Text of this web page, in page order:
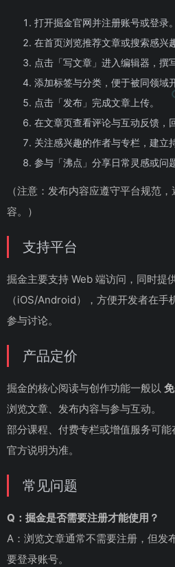
打开掘金官网并注册账号或登录。
在首页浏览推荐文章或搜索感兴
点击「写文章」进入编辑器，撰
添加标签与分类，便于被同领域
点击「发布」完成文章上传。
在文章页查看评论与互动反馈，
关注感兴趣的作者与专栏，建立
参与「沸点」分享日常灵感或问
（注意：发布内容应遵守平台规范
容。）
支持平台
掘金主要支持 Web 端访问，同时提
（iOS/Android），方便开发者在手
参与讨论。
产品定价
掘金的核心阅读与创作功能一般以
浏览文章、发布内容与参与互动。
部分课程、付费专栏或增值服务可
官方说明为准。
常见问题
Q：掘金是否需要注册才能使用？
A：浏览文章通常不需要注册，但发
要登录账号。